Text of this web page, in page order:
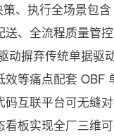
、执行全场景包
、全流程质量管
动摒弃传统单据驱
等痛点配套
互联平台可无缝
板实现全厂三维